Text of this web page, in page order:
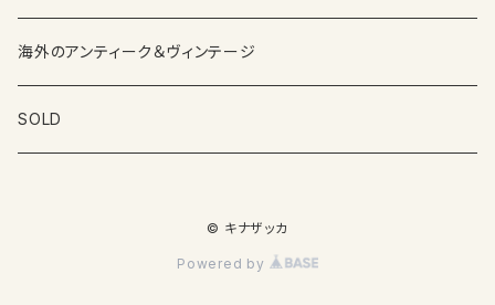
カップ＆ソーサー
ガラス製品
海外のアンティーク＆ヴィンテージ
SOLD
© キナザッカ
Powered by